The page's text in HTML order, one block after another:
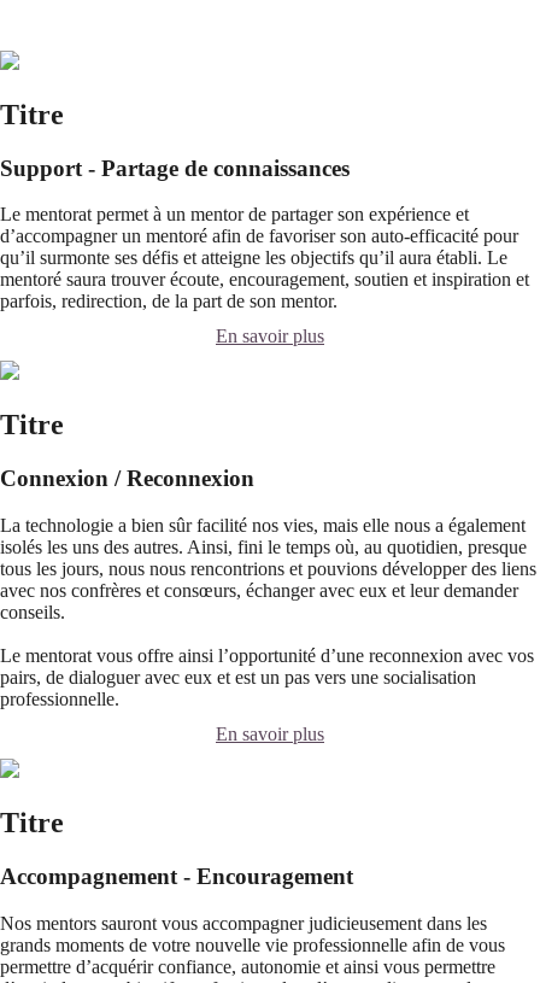
Titre
Support - Partage de connaissances
Le mentorat permet à un mentor de partager son expérience et
d’accompagner un mentoré afin de favoriser son auto-efficacité pour
qu’il surmonte ses défis et atteigne les objectifs qu’il aura établi. Le
mentoré saura trouver écoute, encouragement, soutien et inspiration et
parfois, redirection, de la part de son mentor.
En savoir plus
Titre
Connexion / Reconnexion
La technologie a bien sûr facilité nos vies, mais elle nous a également
isolés les uns des autres. Ainsi, fini le temps où, au quotidien, presque
tous les jours, nous nous rencontrions et pouvions développer des liens
avec nos confrères et consœurs, échanger avec eux et leur demander
conseils.
Le mentorat vous offre ainsi l’opportunité d’une reconnexion avec vos
pairs, de dialoguer avec eux et est un pas vers une socialisation
professionnelle.
En savoir plus
Titre
Accompagnement - Encouragement
Nos mentors sauront vous accompagner judicieusement dans les
grands moments de votre nouvelle vie professionnelle afin de vous
permettre d’acquérir confiance, autonomie et ainsi vous permettre